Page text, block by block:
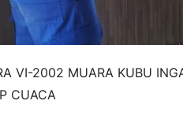
VI-2002 MUARA KUBU
CUACA